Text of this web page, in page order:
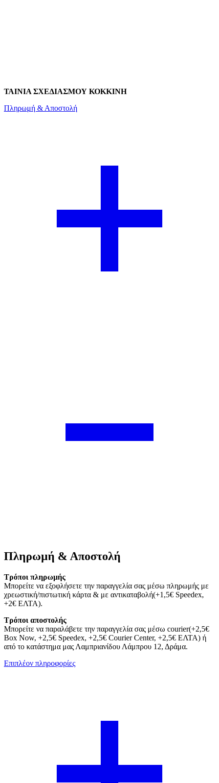
ΤΑΙΝΙΑ ΣΧΕΔΙΑΣΜΟΥ ΚΟΚΚΙΝΗ
Πληρωμή & Αποστολή
Πληρωμή & Αποστολή
Τρόποι πληρωμής
Μπορείτε να εξοφλήσετε την παραγγελία σας μέσω πληρωμής με
χρεωστική/πιστωτική κάρτα & με αντικαταβολή(+1,5€ Speedex,
+2€ ΕΛΤΑ).
Τρόποι αποστολής
Μπορείτε να παραλάβετε την παραγγελία σας μέσω courier(+2,5€
Box Now, +2,5€ Speedex, +2,5€ Courier Center, +2,5€ ΕΛΤΑ) ή
από το κατάστημα μας Λαμπριανίδου Λάμπρου 12, Δράμα.
Επιπλέον πληροφορίες